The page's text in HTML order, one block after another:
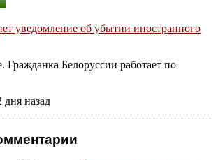
уведомление об убытии иностранного
Гражданка Белоруссии работает по
дня назад